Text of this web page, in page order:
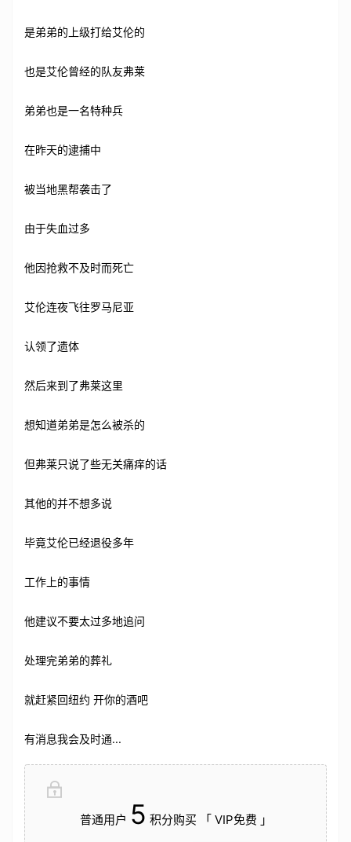
是弟弟的上级打给艾伦的
也是艾伦曾经的队友弗莱
弟弟也是一名特种兵
在昨天的逮捕中
被当地黑帮袭击了
由于失血过多
他因抢救不及时而死亡
艾伦连夜飞往罗马尼亚
认领了遗体
然后来到了弗莱这里
想知道弟弟是怎么被杀的
但弗莱只说了些无关痛痒的话
其他的并不想多说
毕竟艾伦已经退役多年
工作上的事情
他建议不要太过多地追问
处理完弟弟的葬礼
就赶紧回纽约 开你的酒吧
有消息我会及时通...
普通用户 5 积分购买 「 VIP免费 」